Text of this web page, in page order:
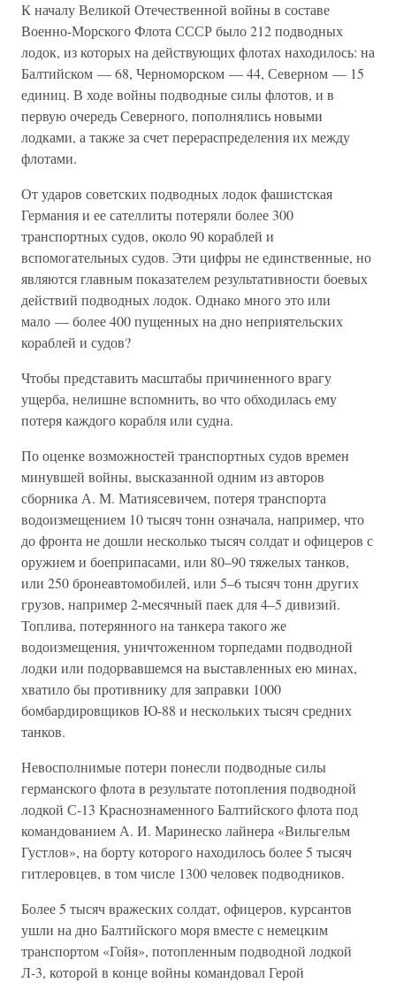
К началу Великой Отечественной войны в составе
Военно-Морского Флота СССР было 212 подводных
лодок, из которых на действующих флотах находилось: на
Балтийском — 68, Черноморском — 44, Северном — 15
единиц. В ходе войны подводные силы флотов, и в
первую очередь Северного, пополнялись новыми
лодками, а также за счет перераспределения их между
флотами.
От ударов советских подводных лодок фашистская
Германия и ее сателлиты потеряли более 300
транспортных судов, около 90 кораблей и
вспомогательных судов. Эти цифры не единственные, но
являются главным показателем результативности боевых
действий подводных лодок. Однако много это или
мало — более 400 пущенных на дно неприятельских
кораблей и судов?
Чтобы представить масштабы причиненного врагу
ущерба, нелишне вспомнить, во что обходилась ему
потеря каждого корабля или судна.
По оценке возможностей транспортных судов времен
минувшей войны, высказанной одним из авторов
сборника А. М. Матиясевичем, потеря транспорта
водоизмещением 10 тысяч тонн означала, например, что
до фронта не дошли несколько тысяч солдат и офицеров с
оружием и боеприпасами, или 80–90 тяжелых танков,
или 250 бронеавтомобилей, или 5–6 тысяч тонн других
грузов, например 2-месячный паек для 4–5 дивизий.
Топлива, потерянного на танкера такого же
водоизмещения, уничтоженном торпедами подводной
лодки или подорвавшемся на выставленных ею минах,
хватило бы противнику для заправки 1000
бомбардировщиков Ю-88 и нескольких тысяч средних
танков.
Невосполнимые потери понесли подводные силы
германского флота в результате потопления подводной
лодкой С-13 Краснознаменного Балтийского флота под
командованием А. И. Маринеско лайнера «Вильгельм
Густлов», на борту которого находилось более 5 тысяч
гитлеровцев, в том числе 1300 человек подводников.
Более 5 тысяч вражеских солдат, офицеров, курсантов
ушли на дно Балтийского моря вместе с немецким
транспортом «Гойя», потопленным подводной лодкой
Л-3, которой в конце войны командовал Герой